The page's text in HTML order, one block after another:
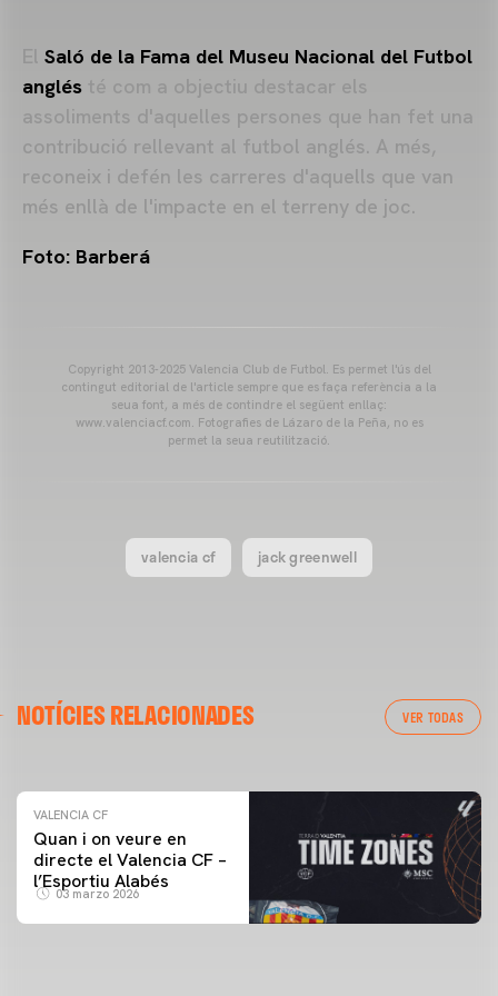
El Saló de la Fama del Museu Nacional del Futbol
anglés té com a objectiu destacar els
assoliments d'aquelles persones que han fet una
contribució rellevant al futbol anglés. A més,
reconeix i defén les carreres d'aquells que van
més enllà de l'impacte en el terreny de joc.
Foto: Barberá
Copyright 2013-2025 Valencia Club de Futbol. Es permet l'ús del
contingut editorial de l'article sempre que es faça referència a la
seua font, a més de contindre el següent enllaç:
www.valenciacf.com. Fotografies de Lázaro de la Peña, no es
permet la seua reutilització.
valencia cf jack greenwell
NOTÍCIES RELACIONADES VER TODAS
ENTRENAMENT DEL VALENCIA CF 04/03/26
VALENCIA CF
Quan i on veure en
directe el Valencia CF –
l’Esportiu Alabés
03 marzo 2026